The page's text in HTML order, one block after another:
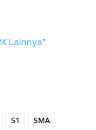
Lainnya”
S1 SMA